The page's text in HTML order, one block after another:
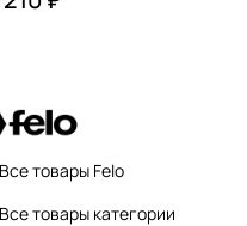
Все товары Felo
Все товары категории